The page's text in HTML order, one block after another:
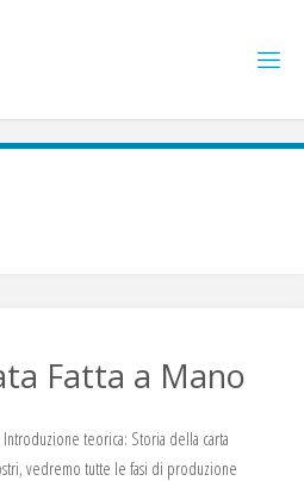
Fatta a Mano
Introduzione teorica: Storia della carta
vedremo tutte le fasi di produzione